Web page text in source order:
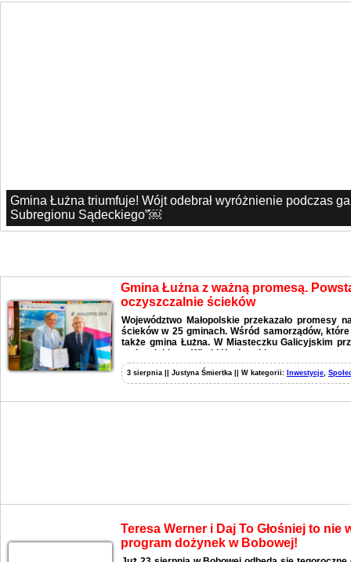
Gmina Łużna triumfuje! Wójt odebrał wyróżnienie podczas
Subregionu Sądeckiego”￼
Gmina Łużna z ważną promesą.
oczyszczalnie ścieków
Województwo Małopolskie przekazało promesy
ścieków w 25 gminach. Wśród samorządów,
także gmina Łużna. W Miasteczku Galicyjskim
małopolskiego, Witold Kozłowski.
3 sierpnia || Justyna Śmiertka || W kategorii: Inwestycje
Teresa Werner i Daj To Głośniej to nie
program dożynek w Bobowej!